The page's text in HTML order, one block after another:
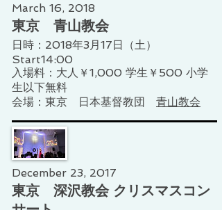
March 16, 2018
東京 青山教会
日時：2018年3月17日（土）
Start14:00
入場料：大人￥1,000 学生￥500 小学
生以下無料
会場：東京 日本基督教団 青山教会
December 23, 2017
東京 深沢教会 クリスマスコン